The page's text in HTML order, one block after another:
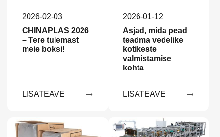
2026-02-03
CHINAPLAS 2026
– Tere tulemast
meie boksi!
LISATEAVE 
2026-01-12
Asjad, mida pead
teadma vedelike
kotikeste
valmistamise
kohta
LISATEAVE 